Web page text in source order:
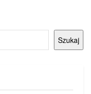
Szukaj